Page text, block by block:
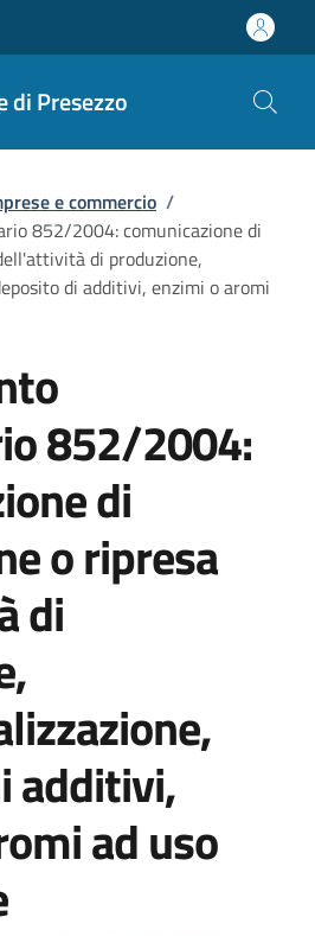
di Presezzo
e commercio /
852/2004: comunicazione di
di produzione,
di additivi, enzimi o aromi
852/2004:
di
o ripresa
di
additivi,
ad uso